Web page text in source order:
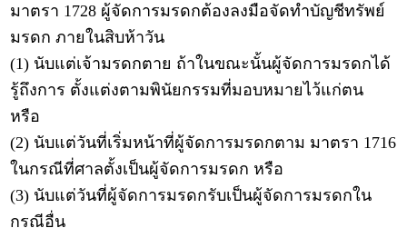
มาตรา 1728 ผู้จัดการมรดกต้องลงมือจัดทำบัญชีทรัพย์
มรดก ภายในสิบห้าวัน
(1) นับแต่เจ้ามรดกตาย ถ้าในขณะนั้นผู้จัดการมรดกได้
รู้ถึงการ ตั้งแต่งตามพินัยกรรมที่มอบหมายไว้แก่ตน
หรือ
(2) นับแต่วันที่เริ่มหน้าที่ผู้จัดการมรดกตาม มาตรา 1716
ในกรณีที่ศาลตั้งเป็นผู้จัดการมรดก หรือ
(3) นับแต่วันที่ผู้จัดการมรดกรับเป็นผู้จัดการมรดกใน
กรณีอื่น